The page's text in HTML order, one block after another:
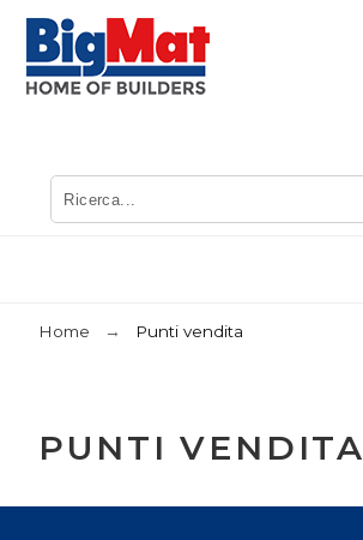
Home Punti vendita
PUNTI VENDITA